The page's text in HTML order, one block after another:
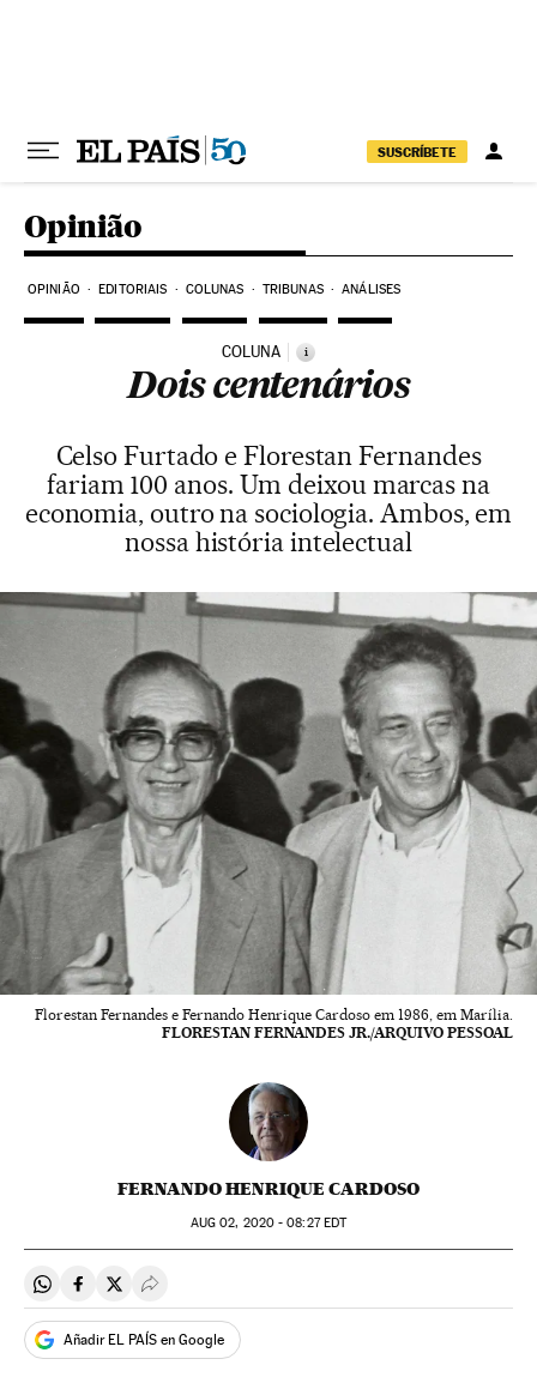
SUSCRÍBETE
Opinião
OPINIÃO EDITORIAIS COLUNAS TRIBUNAS ANÁLISES
COLUNA i
Dois centenários
Celso Furtado e Florestan Fernandes
fariam 100 anos. Um deixou marcas na
economia, outro na sociologia. Ambos, em
nossa história intelectual
Florestan Fernandes e Fernando Henrique Cardoso em 1986, em Marília.
FLORESTAN FERNANDES JR./ARQUIVO PESSOAL
FERNANDO HENRIQUE CARDOSO
AUG 02, 2020 - 08:27EDT
Compartir en Whatsapp
Compartir en Facebook
Compartir en Twitter
Desplegar Redes Sociales
Añadir EL PAÍS en Google